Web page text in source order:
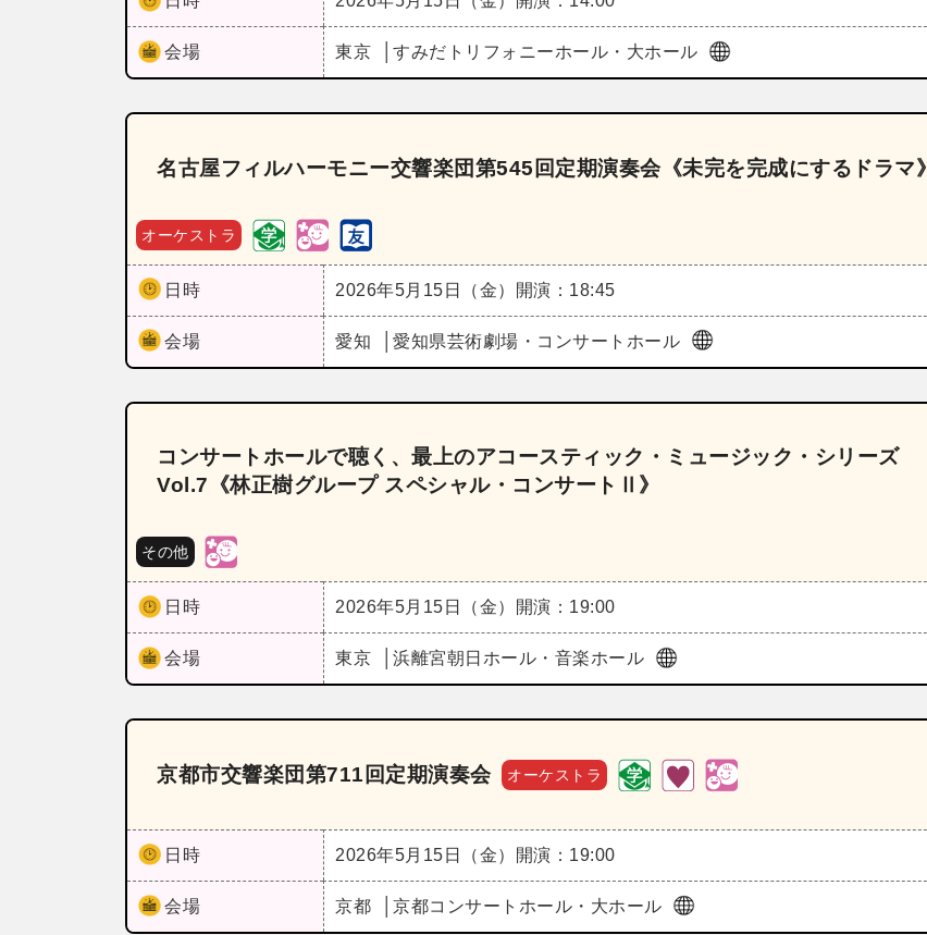
会場 東京 すみだトリフォニーホール・大ホール
名古屋フィルハーモニー交響楽団第545回定期演奏会《未完を完成にするドラマ》
オーケストラ
日時 2026年5月15日（金） 開演：18:45
会場 愛知 愛知県芸術劇場・コンサートホール
コンサートホールで聴く、最上のアコースティック・ミュージック・シリーズ
Vol.7《林正樹グループ スペシャル・コンサートⅡ》
その他
日時 2026年5月15日（金） 開演：19:00
会場 東京 浜離宮朝日ホール・音楽ホール
京都市交響楽団第711回定期演奏会 オーケストラ
日時 2026年5月15日（金） 開演：19:00
会場 京都 京都コンサートホール・大ホール